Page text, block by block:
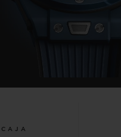
CAJA